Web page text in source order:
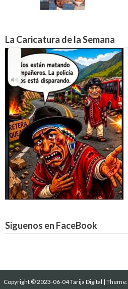
La Caricatura de la Semana
Siguenos en FaceBook
Copyright © 2023-06-04 Tarija Digital | Theme: